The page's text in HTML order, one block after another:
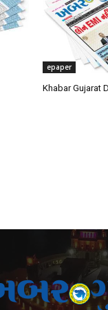
epaper
Khabar Gujarat